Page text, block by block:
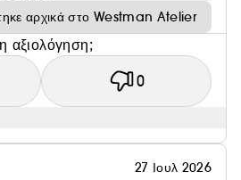
αρχικά στο Westman Atelier
αξιολόγηση;
0
27 Ιουλ 2026